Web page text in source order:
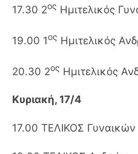
17.30 2ος Ημιτελικός
19.00 1ος Ημιτελικός
20.30 2ος Ημιτελικός
Κυριακή, 17/4
17.00 ΤΕΛΙΚΟΣ Γυναικών